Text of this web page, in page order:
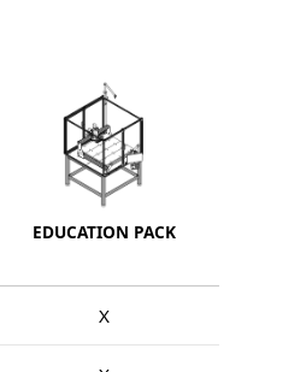
EDUCATION PACK
X